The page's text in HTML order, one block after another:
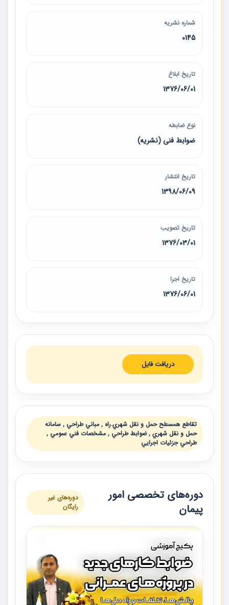
شماره نشریه
0145
تاریخ ابلاغ
1376/06/01
نوع ضابطه
ضوابط فنی (نشریه)
تاریخ انتشار
1398/06/09
تاریخ تصویب
1376/03/01
تاریخ اجرا
1376/06/01
دریافت فایل
تقاطع همسطح حمل و نقل شهري.راه , مباني طراحي , سامانه
حمل و نقل شهري , ضوابط طراحي , مشخصات فني عمومي ,
طراحي جزئيات اجرايي
دوره‌های تخصصی امور
پیمان
دوره‌های غیر
رایگان